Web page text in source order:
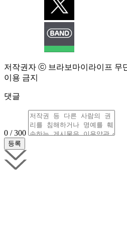
저작권자 ⓒ 브라보마이라이프 무
이용 금지
댓글
0 / 300